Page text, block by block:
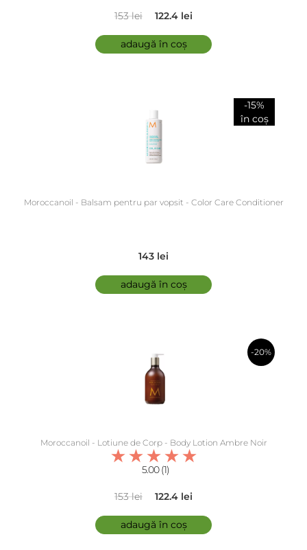
153 lei 122.4 lei
adaugă în coș
-15%
în coș
Moroccanoil - Balsam pentru par vopsit - Color Care Conditioner
143 lei
adaugă în coș
-20%
Moroccanoil - Lotiune de Corp - Body Lotion Ambre Noir
5.00 (1)
153 lei 122.4 lei
adaugă în coș